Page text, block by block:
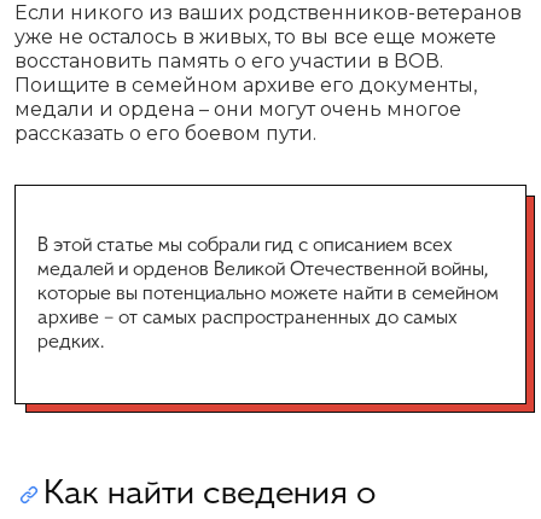
Если никого из ваших родственников-ветеранов
уже не осталось в живых, то вы все еще можете
восстановить память о его участии в ВОВ.
Поищите в семейном архиве его документы,
медали и ордена – они могут очень многое
рассказать о его боевом пути.
В этой статье мы собрали гид с описанием всех
медалей и орденов Великой Отечественной войны,
которые вы потенциально можете найти в семейном
архиве – от самых распространенных до самых
редких.
Как найти сведения о